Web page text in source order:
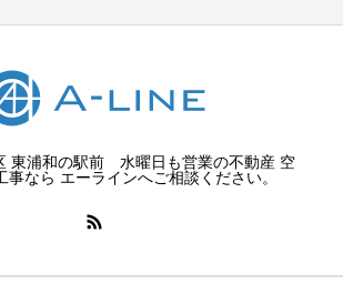
東浦和の駅前 水曜日も営業の不動産 空
事なら エーラインへご相談ください。